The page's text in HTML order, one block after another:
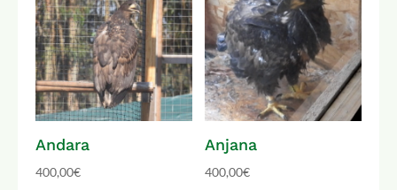
Andara
400,00€
Anjana
400,00€